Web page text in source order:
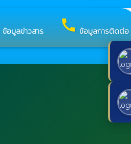
ข้อมูลข่าวสาร call ข้อมูลการติดต่อ